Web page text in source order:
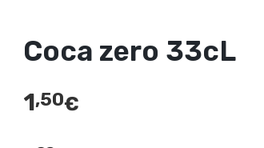
Coca zero 33cL
1,50€